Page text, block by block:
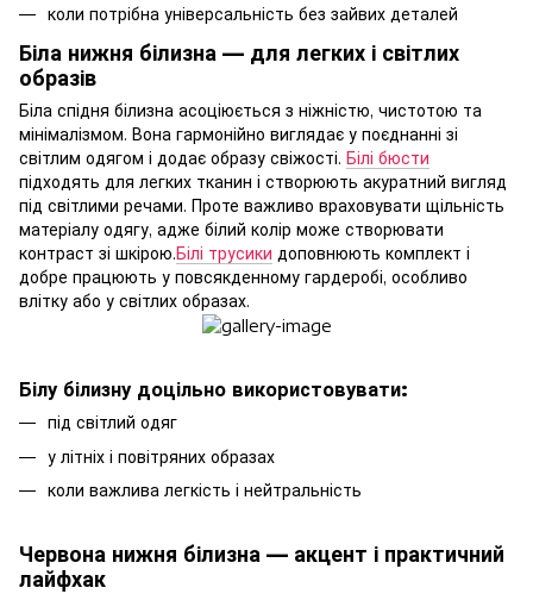
коли потрібна універсальність без зайвих деталей
Біла нижня білизна — для легких і світлих
образів
Біла спідня білизна асоціюється з ніжністю, чистотою та
мінімалізмом. Вона гармонійно виглядає у поєднанні зі
світлим одягом і додає образу свіжості. Білі бюсти
підходять для легких тканин і створюють акуратний вигляд
під світлими речами. Проте важливо враховувати щільність
матеріалу одягу, адже білий колір може створювати
контраст зі шкірою.Білі трусики доповнюють комплект і
добре працюють у повсякденному гардеробі, особливо
влітку або у світлих образах.
Білу білизну доцільно використовувати:
під світлий одяг
у літніх і повітряних образах
коли важлива легкість і нейтральність
Червона нижня білизна — акцент і практичний
лайфхак